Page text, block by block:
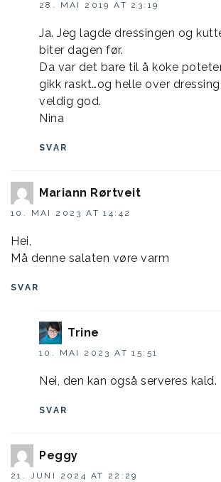
28. MAI 2019 AT 23:19
Ja. Jeg lagde dressingen og
biter dagen før.
Da var det bare til å koke
gikk raskt…og helle over
veldig god.
Nina
SVAR
Mariann Rørtveit
10. MAI 2023 AT 14:42
Hei,
Må denne salaten vøre varm
SVAR
Trine
10. MAI 2023 AT 15:51
Nei, den kan også serveres kald.
SVAR
Peggy
21. JUNI 2024 AT 22:29